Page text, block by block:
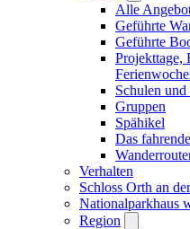
Alle
Geführte
Geführte
Projekttage,
Schulen
Gruppen
Spähikel
Das
Verhalten
Schloss Orth an
Nationalparkhaus
Region